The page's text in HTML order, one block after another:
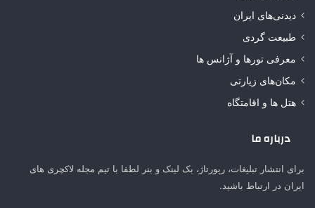
دیدنی‌های ایران
طبیعت گردی
معرفی تورها و آژانس ها
مکان‌های زیارتی
هتل ها و اقامتگاه
درباره ما
برای انتشار تبلیغات، رپورتاژ، بک لینک و بنر لطفا با تیم مجله لاکچری های
ایران در ارتباط باشید.